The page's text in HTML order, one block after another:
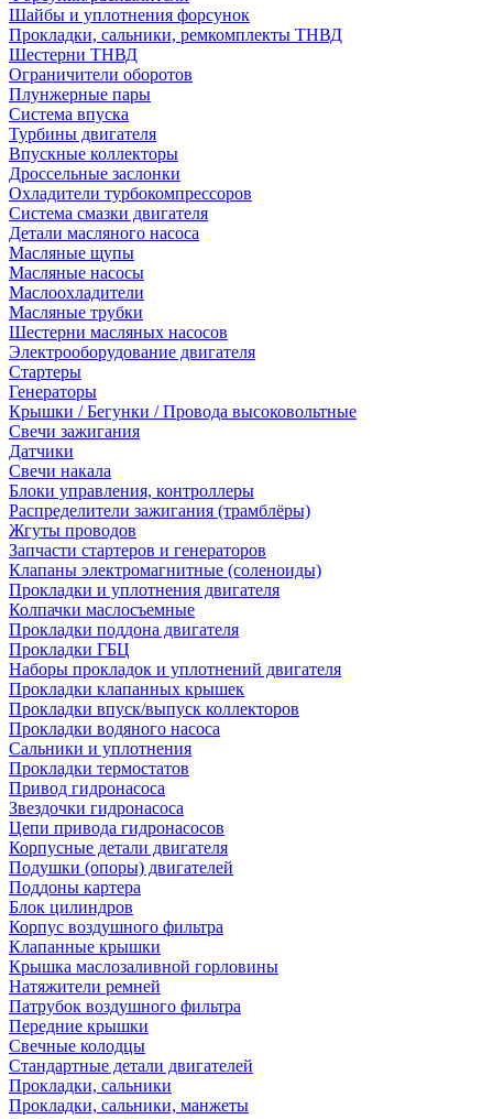
Шайбы и уплотнения форсунок
Прокладки, сальники, ремкомплекты ТНВД
Шестерни ТНВД
Ограничители оборотов
Плунжерные пары
Система впуска
Турбины двигателя
Впускные коллекторы
Дроссельные заслонки
Охладители турбокомпрессоров
Система смазки двигателя
Детали масляного насоса
Масляные щупы
Масляные насосы
Маслоохладители
Масляные трубки
Шестерни масляных насосов
Электрооборудование двигателя
Стартеры
Генераторы
Крышки / Бегунки / Провода высоковольтные
Свечи зажигания
Датчики
Свечи накала
Блоки управления, контроллеры
Распределители зажигания (трамблёры)
Жгуты проводов
Запчасти стартеров и генераторов
Клапаны электромагнитные (соленоиды)
Прокладки и уплотнения двигателя
Колпачки маслосъемные
Прокладки поддона двигателя
Прокладки ГБЦ
Наборы прокладок и уплотнений двигателя
Прокладки клапанных крышек
Прокладки впуск/выпуск коллекторов
Прокладки водяного насоса
Сальники и уплотнения
Прокладки термостатов
Привод гидронасоса
Звездочки гидронасоса
Цепи привода гидронасосов
Корпусные детали двигателя
Подушки (опоры) двигателей
Поддоны картера
Блок цилиндров
Корпус воздушного фильтра
Клапанные крышки
Крышка маслозаливной горловины
Натяжители ремней
Патрубок воздушного фильтра
Передние крышки
Свечные колодцы
Стандартные детали двигателей
Прокладки, сальники
Прокладки, сальники, манжеты